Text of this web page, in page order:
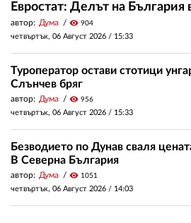
Евростат: Делът на България
автор: Дума visibility 904
четвъртък, 06 Август 2026 / 15:33
Туроператор остави стотици
Слънчев бряг
автор: Дума visibility 956
четвъртък, 06 Август 2026 / 15:33
Безводието по Дунав сваля
В Северна България
автор: Дума visibility 1051
четвъртък, 06 Август 2026 / 14:03